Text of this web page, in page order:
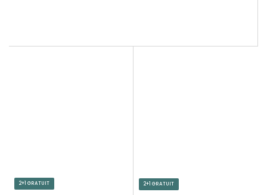
2+1 GRATUIT 2+1 GRATUIT